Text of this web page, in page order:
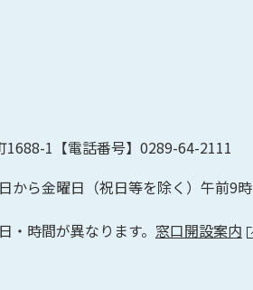
1688-1【電話番号】0289-64-2111
から金曜日（祝日等を除く）午前9時
時間が異なります。 窓口開設案内